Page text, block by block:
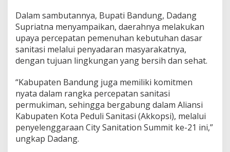
n
i
t
a
t
i
n
S
u
m
m
i
Dalam sambutannya, Bupati Bandung, Dadang
Supriatna menyampaikan, daerahnya melakukan
upaya percepatan pemenuhan kebutuhan dasar
sanitasi melalui penyadaran masyarakatnya,
dengan tujuan lingkungan yang bersih dan sehat.
“Kabupaten Bandung juga memiliki komitmen
nyata dalam rangka percepatan sanitasi
permukiman, sehingga bergabung dalam Aliansi
Kabupaten Kota Peduli Sanitasi (Akkopsi), melalui
penyelenggaraan City Sanitation Summit ke-21 ini,”
ungkap Dadang.